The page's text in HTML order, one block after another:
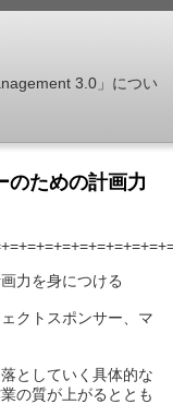
3.0」につい
のための計画力
力を身につける
クトスポンサー、マ
としていく具体的な
の質が上がるととも